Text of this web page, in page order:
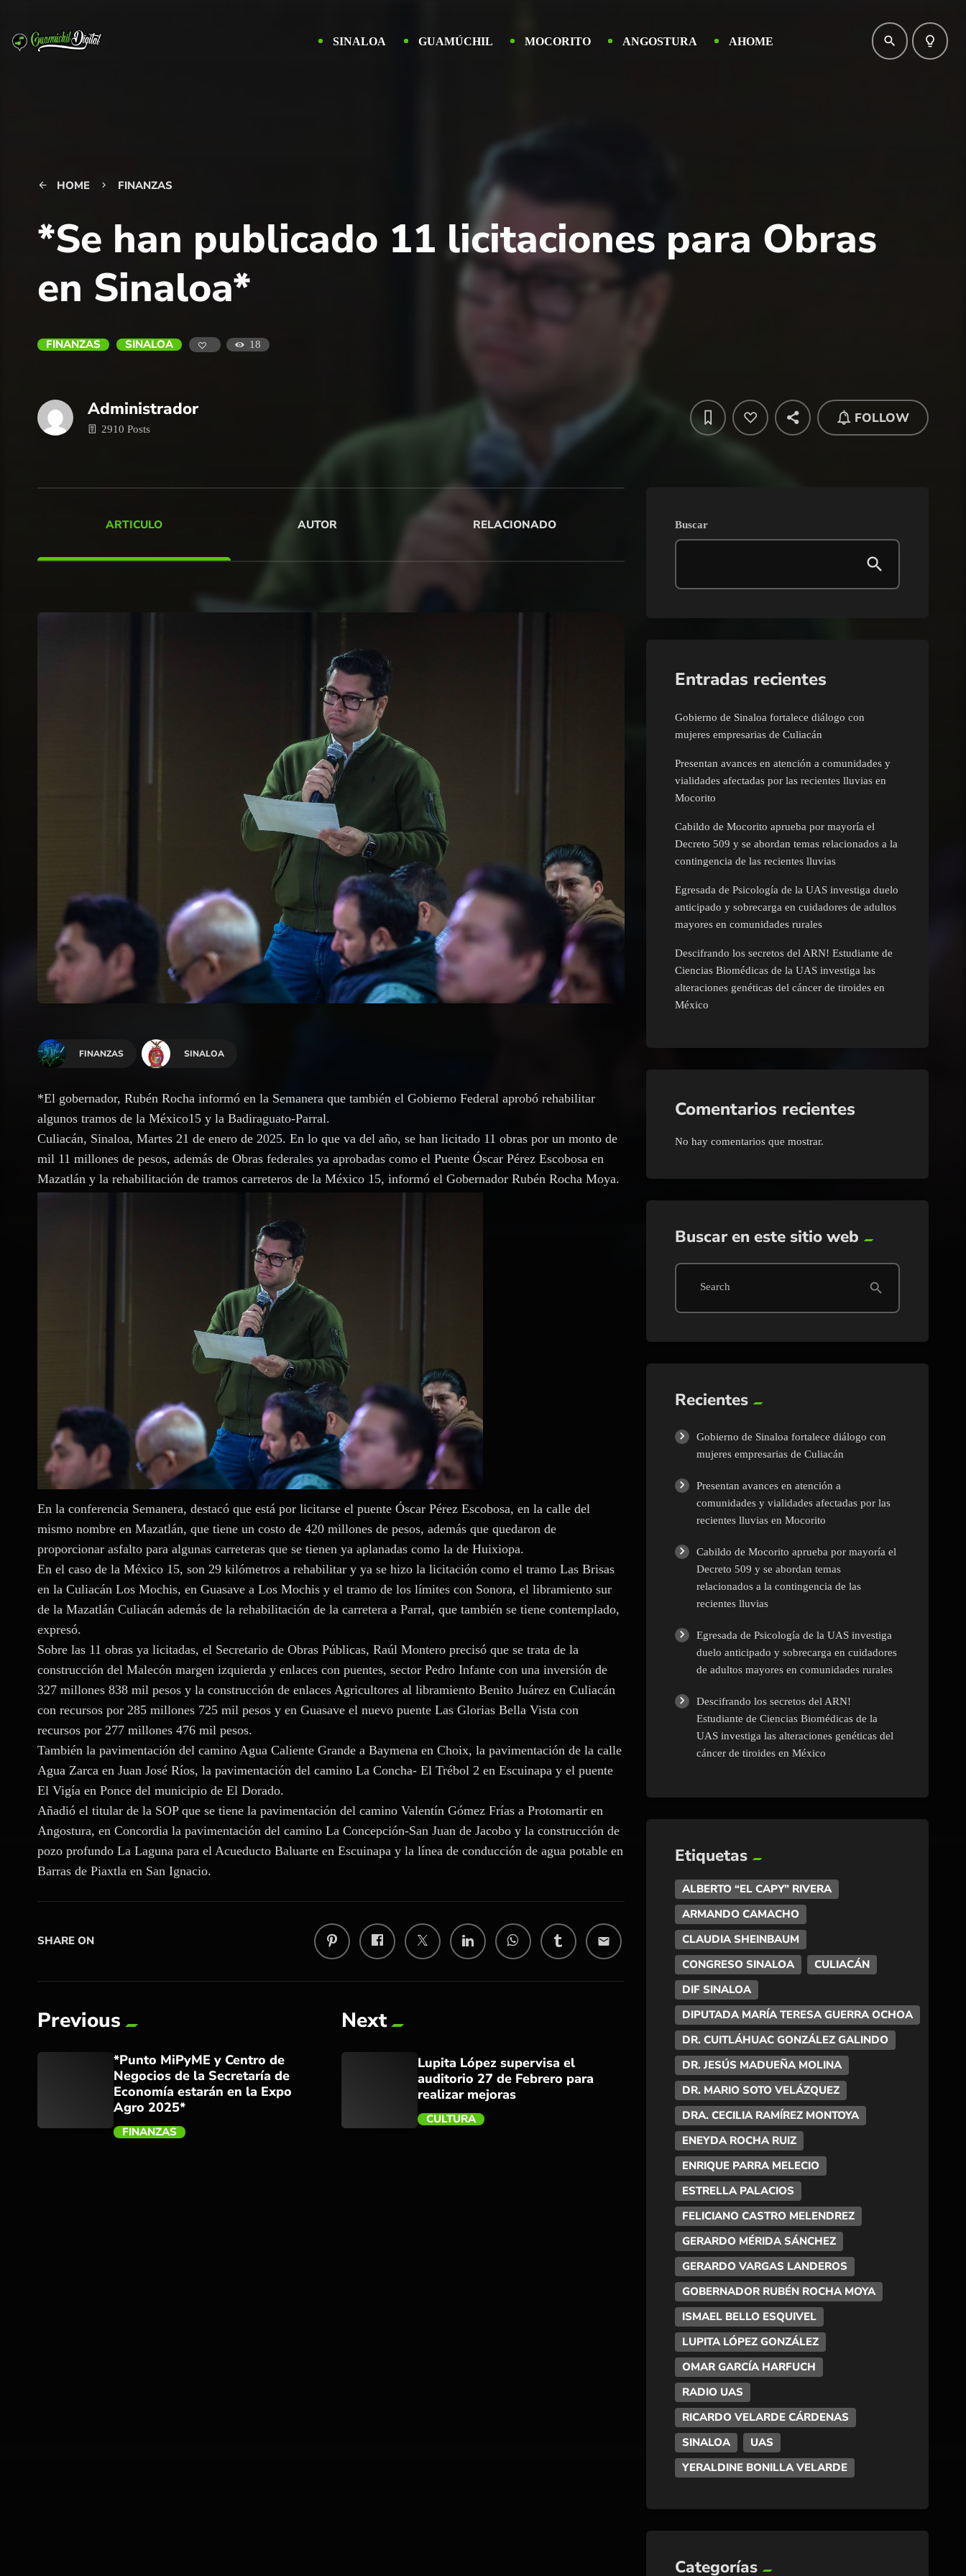
SINALOA GUAMÚCHIL MOCORITO ANGOSTURA AHOME search lightbulb_outline
arrow_back HOME keyboard_arrow_right FINANZAS
*Se han publicado 11 licitaciones para Obras
en Sinaloa*
FINANZAS SINALOA 18
Administrador
2910 Posts
FOLLOW
ARTICULO AUTOR RELACIONADO
FINANZAS SINALOA
*El gobernador, Rubén Rocha informó en la Semanera que también el Gobierno Federal aprobó rehabilitar
algunos tramos de la México15 y la Badiraguato-Parral.
Culiacán, Sinaloa, Martes 21 de enero de 2025. En lo que va del año, se han licitado 11 obras por un monto de
mil 11 millones de pesos, además de Obras federales ya aprobadas como el Puente Óscar Pérez Escobosa en
Mazatlán y la rehabilitación de tramos carreteros de la México 15, informó el Gobernador Rubén Rocha Moya.
En la conferencia Semanera, destacó que está por licitarse el puente Óscar Pérez Escobosa, en la calle del
mismo nombre en Mazatlán, que tiene un costo de 420 millones de pesos, además que quedaron de
proporcionar asfalto para algunas carreteras que se tienen ya aplanadas como la de Huixiopa.
En el caso de la México 15, son 29 kilómetros a rehabilitar y ya se hizo la licitación como el tramo Las Brisas
en la Culiacán Los Mochis, en Guasave a Los Mochis y el tramo de los límites con Sonora, el libramiento sur
de la Mazatlán Culiacán además de la rehabilitación de la carretera a Parral, que también se tiene contemplado,
expresó.
Sobre las 11 obras ya licitadas, el Secretario de Obras Públicas, Raúl Montero precisó que se trata de la
construcción del Malecón margen izquierda y enlaces con puentes, sector Pedro Infante con una inversión de
327 millones 838 mil pesos y la construcción de enlaces Agricultores al libramiento Benito Juárez en Culiacán
con recursos por 285 millones 725 mil pesos y en Guasave el nuevo puente Las Glorias Bella Vista con
recursos por 277 millones 476 mil pesos.
También la pavimentación del camino Agua Caliente Grande a Baymena en Choix, la pavimentación de la calle
Agua Zarca en Juan José Ríos, la pavimentación del camino La Concha- El Trébol 2 en Escuinapa y el puente
El Vigía en Ponce del municipio de El Dorado.
Añadió el titular de la SOP que se tiene la pavimentación del camino Valentín Gómez Frías a Protomartir en
Angostura, en Concordia la pavimentación del camino La Concepción-San Juan de Jacobo y la construcción de
pozo profundo La Laguna para el Acueducto Baluarte en Escuinapa y la línea de conducción de agua potable en
Barras de Piaxtla en San Ignacio.
SHARE ON email
Previous
*Punto MiPyME y Centro de
Negocios de la Secretaría de
Economía estarán en la Expo
Agro 2025*
FINANZAS
Next
Lupita López supervisa el
auditorio 27 de Febrero para
realizar mejoras
CULTURA
Buscar
Entradas recientes
Gobierno de Sinaloa fortalece diálogo con
mujeres empresarias de Culiacán
Presentan avances en atención a comunidades y
vialidades afectadas por las recientes lluvias en
Mocorito
Cabildo de Mocorito aprueba por mayoría el
Decreto 509 y se abordan temas relacionados a la
contingencia de las recientes lluvias
Egresada de Psicología de la UAS investiga duelo
anticipado y sobrecarga en cuidadores de adultos
mayores en comunidades rurales
Descifrando los secretos del ARN! Estudiante de
Ciencias Biomédicas de la UAS investiga las
alteraciones genéticas del cáncer de tiroides en
México
Comentarios recientes
No hay comentarios que mostrar.
Buscar en este sitio web
Search search
Recientes
Gobierno de Sinaloa fortalece diálogo con
mujeres empresarias de Culiacán
Presentan avances en atención a
comunidades y vialidades afectadas por las
recientes lluvias en Mocorito
Cabildo de Mocorito aprueba por mayoría el
Decreto 509 y se abordan temas
relacionados a la contingencia de las
recientes lluvias
Egresada de Psicología de la UAS investiga
duelo anticipado y sobrecarga en cuidadores
de adultos mayores en comunidades rurales
Descifrando los secretos del ARN!
Estudiante de Ciencias Biomédicas de la
UAS investiga las alteraciones genéticas del
cáncer de tiroides en México
Etiquetas
ALBERTO “EL CAPY” RIVERA
ARMANDO CAMACHO
CLAUDIA SHEINBAUM
CONGRESO SINALOA
CULIACÁN
DIF SINALOA
DIPUTADA MARÍA TERESA GUERRA OCHOA
DR. CUITLÁHUAC GONZÁLEZ GALINDO
DR. JESÚS MADUEÑA MOLINA
DR. MARIO SOTO VELÁZQUEZ
DRA. CECILIA RAMÍREZ MONTOYA
ENEYDA ROCHA RUIZ
ENRIQUE PARRA MELECIO
ESTRELLA PALACIOS
FELICIANO CASTRO MELENDREZ
GERARDO MÉRIDA SÁNCHEZ
GERARDO VARGAS LANDEROS
GOBERNADOR RUBÉN ROCHA MOYA
ISMAEL BELLO ESQUIVEL
LUPITA LÓPEZ GONZÁLEZ
OMAR GARCÍA HARFUCH
RADIO UAS
RICARDO VELARDE CÁRDENAS
SINALOA
UAS
YERALDINE BONILLA VELARDE
Categorías